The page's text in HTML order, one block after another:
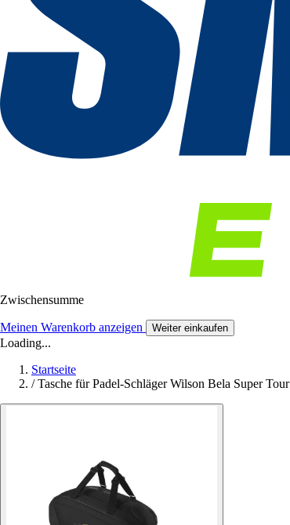
Zwischensumme
Meinen Warenkorb anzeigen Weiter einkaufen
Loading...
Startseite
/ Tasche für Padel-Schläger Wilson Bela Super Tour